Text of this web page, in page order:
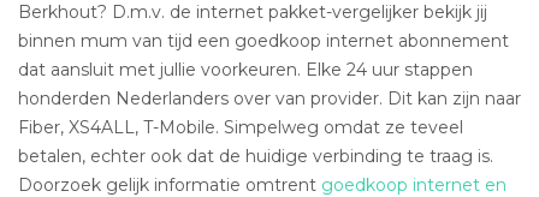
Berkhout? D.m.v. de internet pakket-vergelijker bekijk jij
binnen mum van tijd een goedkoop internet abonnement
dat aansluit met jullie voorkeuren. Elke 24 uur stappen
honderden Nederlanders over van provider. Dit kan zijn naar
Fiber, XS4ALL, T-Mobile. Simpelweg omdat ze teveel
betalen, echter ook dat de huidige verbinding te traag is.
Doorzoek gelijk informatie omtrent goedkoop internet en